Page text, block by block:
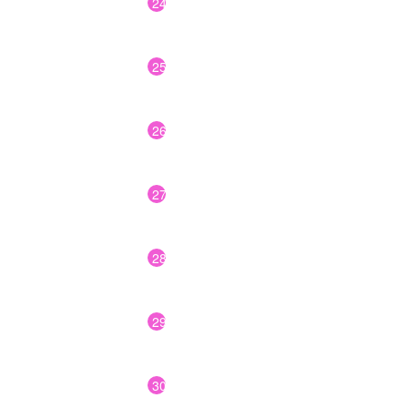
25
26
27
28
29
30